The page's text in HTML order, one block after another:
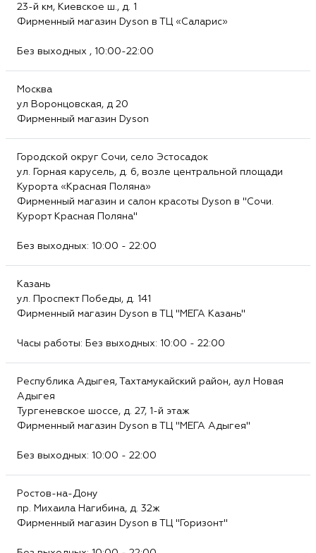
23-й км, Киевское ш., д. 1
Фирменный магазин Dyson в ТЦ «Саларис»
Без выходных , 10:00-22:00
Москва
ул Воронцовская, д 20
Фирменный магазин Dyson
Городской округ Сочи, село Эстосадок
ул. Горная карусель, д. 6, возле центральной площади
Курорта «Красная Поляна»
Фирменный магазин и салон красоты Dyson в "Сочи.
Курорт Красная Поляна"
Без выходных: 10:00 - 22:00
Казань
ул. Проспект Победы, д. 141
Фирменный магазин Dyson в ТЦ "МЕГА Казань"
Часы работы: Без выходных: 10:00 - 22:00
Республика Адыгея, Тахтамукайский район, аул Новая
Адыгея
Тургеневское шоссе, д. 27, 1-й этаж
Фирменный магазин Dyson в ТЦ "МЕГА Адыгея"
Без выходных: 10:00 - 22:00
Ростов-на-Дону
пр. Михаила Нагибина, д. 32ж
Фирменный магазин Dyson в ТЦ "Горизонт"